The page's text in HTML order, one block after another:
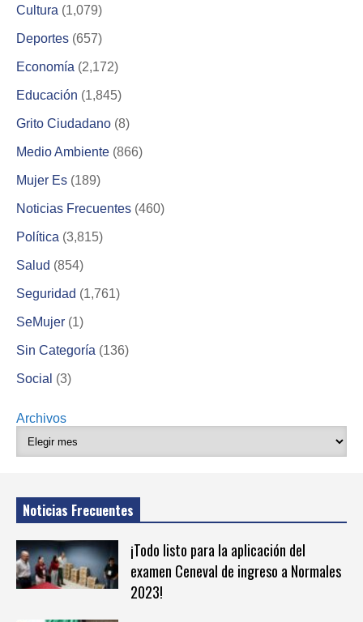
Cultura (1,079)
Deportes (657)
Economía (2,172)
Educación (1,845)
Grito Ciudadano (8)
Medio Ambiente (866)
Mujer Es (189)
Noticias Frecuentes (460)
Política (3,815)
Salud (854)
Seguridad (1,761)
SeMujer (1)
Sin Categoría (136)
Social (3)
Archivos
Noticias Frecuentes
¡Todo listo para la aplicación del
examen Ceneval de ingreso a Normales
2023!